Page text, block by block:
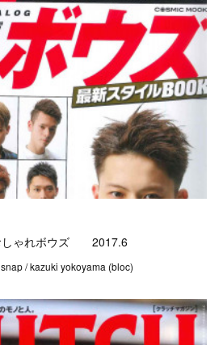
しゃれボウズ 2017.6
/ kazuki yokoyama (bloc)